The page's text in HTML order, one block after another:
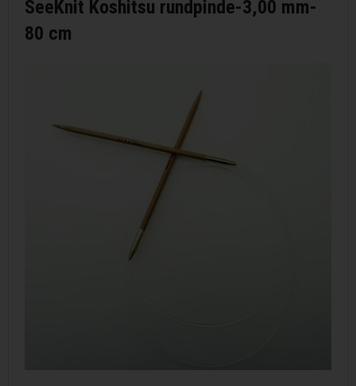
SeeKnit Koshitsu rundpinde-3,00 mm-
80 cm